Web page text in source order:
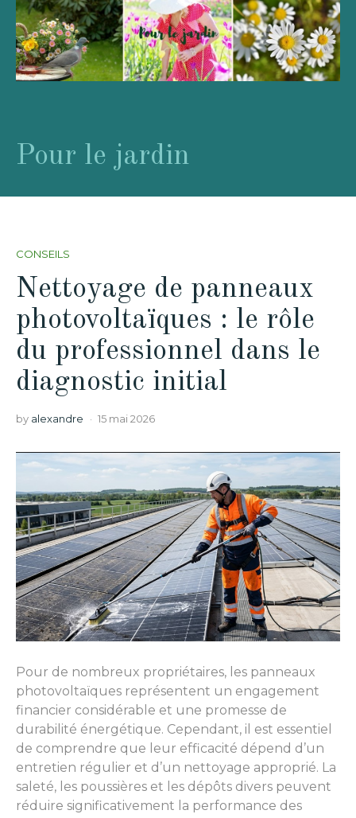
Pour le jardin
CONSEILS
Nettoyage de panneaux
photovoltaïques : le rôle
du professionnel dans le
diagnostic initial
by alexandre 15 mai 2026
Pour de nombreux propriétaires, les panneaux
photovoltaïques représentent un engagement
financier considérable et une promesse de
durabilité énergétique. Cependant, il est essentiel
de comprendre que leur efficacité dépend d’un
entretien régulier et d’un nettoyage approprié. La
saleté, les poussières et les dépôts divers peuvent
réduire significativement la performance des